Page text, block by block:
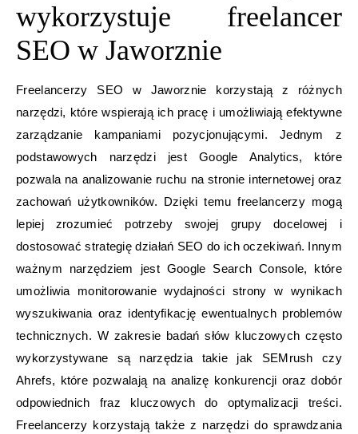
wykorzystuje freelancer
SEO w Jaworznie
Freelancerzy SEO w Jaworznie korzystają z różnych
narzędzi, które wspierają ich pracę i umożliwiają efektywne
zarządzanie kampaniami pozycjonującymi. Jednym z
podstawowych narzędzi jest Google Analytics, które
pozwala na analizowanie ruchu na stronie internetowej oraz
zachowań użytkowników. Dzięki temu freelancerzy mogą
lepiej zrozumieć potrzeby swojej grupy docelowej i
dostosować strategię działań SEO do ich oczekiwań. Innym
ważnym narzędziem jest Google Search Console, które
umożliwia monitorowanie wydajności strony w wynikach
wyszukiwania oraz identyfikację ewentualnych problemów
technicznych. W zakresie badań słów kluczowych często
wykorzystywane są narzędzia takie jak SEMrush czy
Ahrefs, które pozwalają na analizę konkurencji oraz dobór
odpowiednich fraz kluczowych do optymalizacji treści.
Freelancerzy korzystają także z narzędzi do sprawdzania